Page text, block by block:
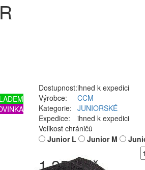
Dostupnost:ihned k expedici
Výrobce:
CCM
Kategorie: JUNIORSKÉ
Expedice:
ihned k expedici
Velikost chráničů
Junior L
Junior M
1 250 Kč